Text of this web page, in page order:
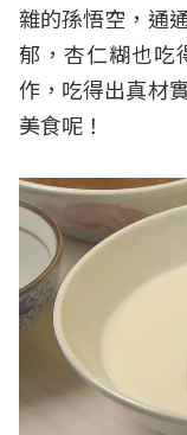
雜的孫悟空，通
郁，杏仁糊也吃
作，吃得出真材
美食呢！